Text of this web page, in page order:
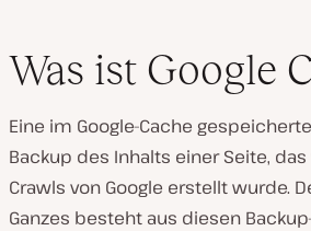
Was ist Google
Eine im Google-Cache
Backup des Inhalts einer Seite,
Crawls von Google erstellt wurde.
Ganzes besteht aus diesen